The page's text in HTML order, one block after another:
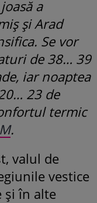
a
și Arad
Se vor
de 38… 39
iar noaptea
23 de
termic
.
valul de
vestice
și în alte